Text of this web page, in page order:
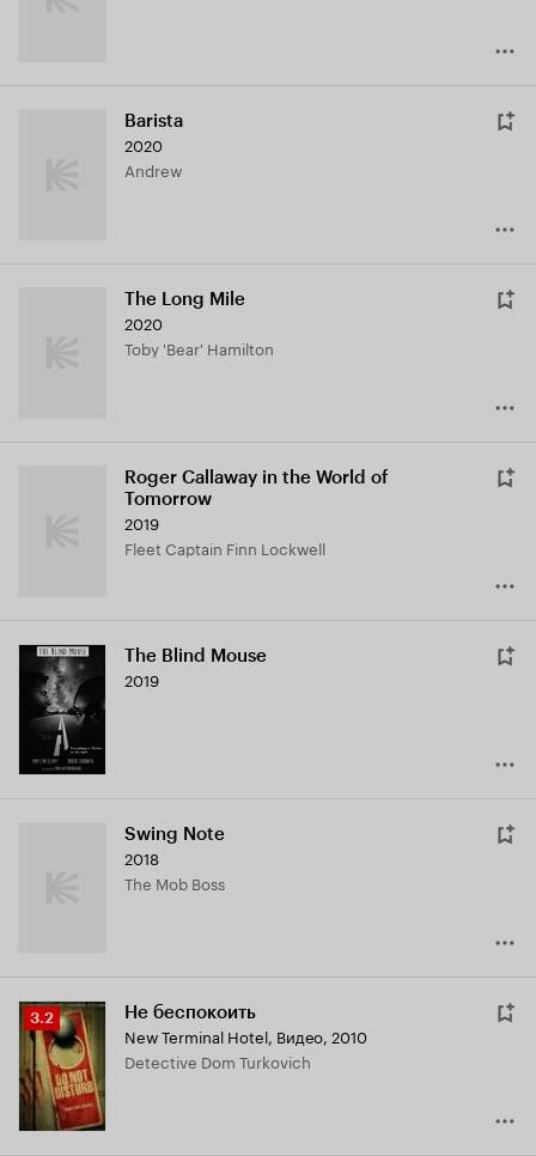
Barista
2020
Andrew
The Long Mile
2020
Toby 'Bear' Hamilton
Roger Callaway in the World of
Tomorrow
2019
Fleet Captain Finn Lockwell
The Blind Mouse
2019
Swing Note
2018
The Mob Boss
Рейтинг
Кинопоиска
3.2
3.2 Не беспокоить
New Terminal Hotel, Видео, 2010
Detective Dom Turkovich